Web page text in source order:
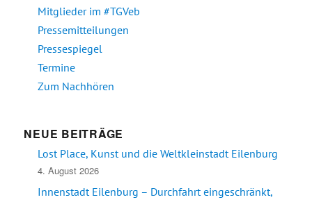
Mitglieder im #TGVeb
Pressemitteilungen
Pressespiegel
Termine
Zum Nachhören
NEUE BEITRÄGE
Lost Place, Kunst und die Weltkleinstadt Eilenburg
4. August 2026
Innenstadt Eilenburg – Durchfahrt eingeschränkt,